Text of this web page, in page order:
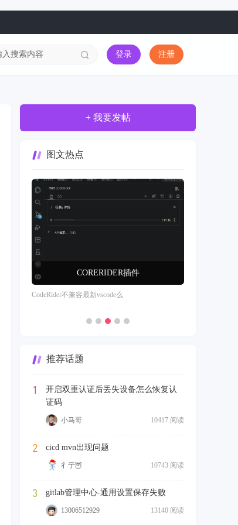
登录 注册
+ 我要发帖
图文热点
CORERIDER插件
CodeRider不兼容最新vscode么
推荐话题
1
开启双重认证后丢失设备怎么恢复认
证码
10417 阅读
小马哥
2 cicd mvn出现问题
10743 阅读
彳亍🦉
3 gitlab管理中心-通用设置保存失败
13140 阅读
13006512929